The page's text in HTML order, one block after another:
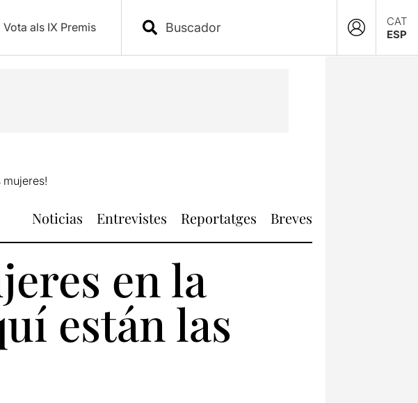
Vota als IX Premis
CAT
ESP
mujeres!
Noticias Entrevistes Reportatges Breves
en la
están las